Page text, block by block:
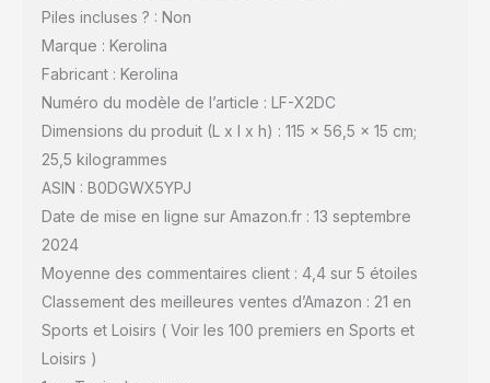
Piles incluses ? : Non
Marque : Kerolina
Fabricant : Kerolina
Numéro du modèle de l’article : LF-X2DC
Dimensions du produit (L x l x h) : 115 x 56,5 x 15 cm;
25,5 kilogrammes
ASIN : B0DGWX5YPJ
Date de mise en ligne sur Amazon.fr : 13 septembre
2024
Moyenne des commentaires client : 4,4 sur 5 étoiles
Classement des meilleures ventes d’Amazon : 21 en
Sports et Loisirs ( Voir les 100 premiers en Sports et
Loisirs )